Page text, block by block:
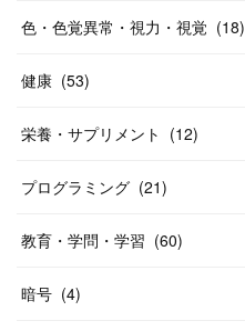
色・色覚異常・視力・視覚 (18)
健康 (53)
栄養・サプリメント (12)
プログラミング (21)
教育・学問・学習 (60)
暗号 (4)